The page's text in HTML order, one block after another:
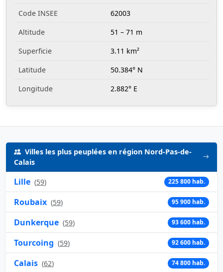
Code INSEE
62003
Altitude
51 – 71 m
Superficie
3.11 km²
Latitude
50.384° N
Longitude
2.882° E
Villes les plus peuplées en région Nord-Pas-de-
Calais
Lille (59) 225 800 hab.
Roubaix (59) 95 900 hab.
Dunkerque (59) 93 600 hab.
Tourcoing (59) 92 600 hab.
Calais (62) 74 800 hab.